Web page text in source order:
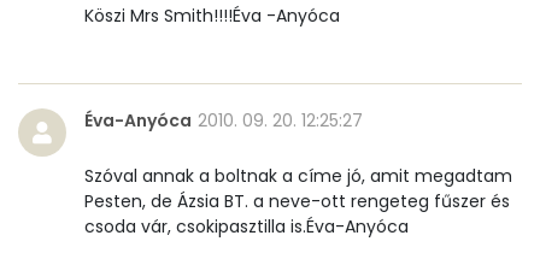
E vitamin:
D vitamin:
K vitamin:
31 micro
Tiamin - B1 vitamin:
Köszi Mrs Smith!!!!Éva -Anyóca
Éva-Anyóca 2010. 09. 20. 12:25:27
Szóval annak a boltnak a címe jó, amit megadtam
Pesten, de Ázsia BT. a neve-ott rengeteg fűszer és
csoda vár, csokipasztilla is.Éva-Anyóca